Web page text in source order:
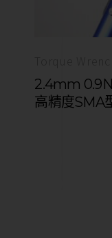
2.4mm
高精度SMA